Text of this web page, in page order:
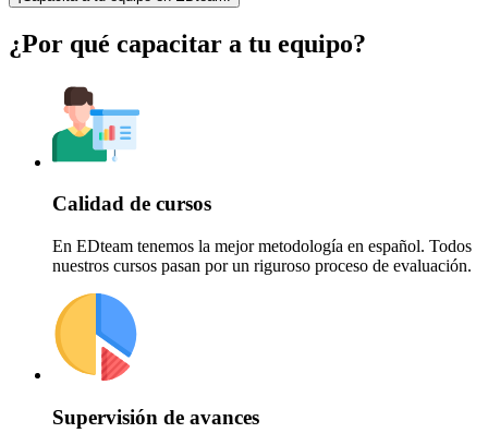
¿Por qué capacitar a tu equipo?
Calidad de cursos
En EDteam tenemos la mejor metodología en español. Todos
nuestros cursos pasan por un riguroso proceso de evaluación.
Supervisión de avances